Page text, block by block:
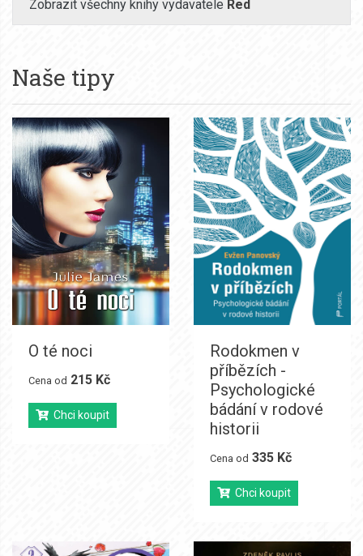
Zobrazit všechny knihy vydavatele Red
Naše tipy
O té noci
Cena od 215 Kč
Chci koupit
Rodokmen v
příbězích -
Psychologické
bádání v rodové
historii
Cena od 335 Kč
Chci koupit